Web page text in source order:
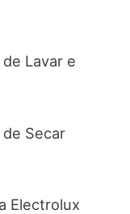
Lavar e
Secar
Electrolux